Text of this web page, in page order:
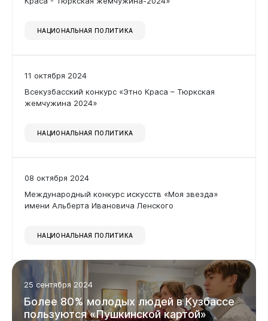
Виртуальнаяприемная
НАЦИОНАЛЬНАЯ ПОЛИТИКА
11 октября 2024
Всекузбасский конкурс «Этно Краса – Тюркская
жемчужина 2024»
НАЦИОНАЛЬНАЯ ПОЛИТИКА
08 октября 2024
Международный конкурс искусств «Моя звезда»
имени Альберта Ивановича Ленского
НАЦИОНАЛЬНАЯ ПОЛИТИКА
25 сентября 2024
Более 80% молодых людейвКузбассе
пользуются«Пушкинскойкартой»